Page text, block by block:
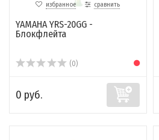
избранное сравнить
YAMAHA YRS-20GG -
Блокфлейта
(0)
0 руб.